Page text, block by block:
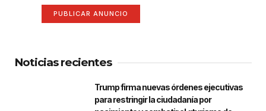
PUBLICAR ANUNCIO
Noticias recientes
Trump firma nuevas órdenes ejecutivas
para restringir la ciudadanía por